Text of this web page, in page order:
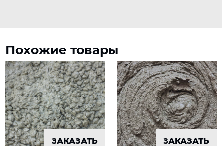
Похожие товары
ЗАКАЗАТЬ ЗАКАЗАТЬ